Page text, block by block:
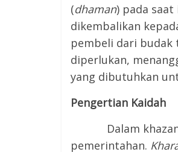
(dhaman) pada
dikembalikan
pembeli dari budak
diperlukan,
yang dibutuhkan
Pengertian Kaidah
Dalam
pemerintahan.